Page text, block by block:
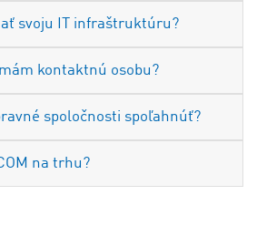
svoju IT infraštruktúru?
kontaktnú osobu?
spoločnosti spoľahnúť?
na trhu?